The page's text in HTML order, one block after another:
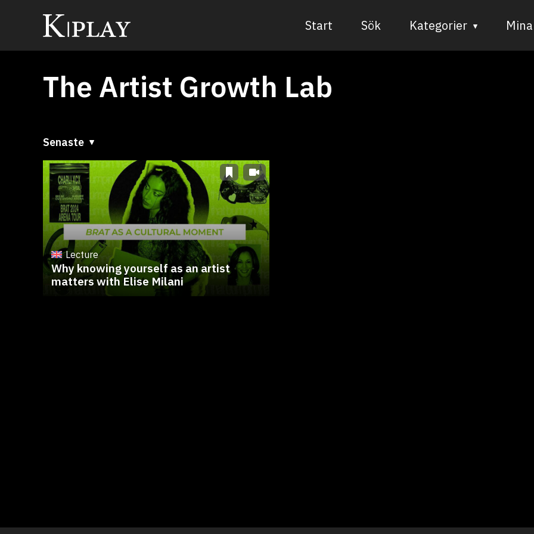
Start Sök Kategorier
The Artist Growth Lab
Senaste
Senaste
A till Ö
Ö till A
Lecture
Why knowing yourself as an artist
matters with Elise Milani